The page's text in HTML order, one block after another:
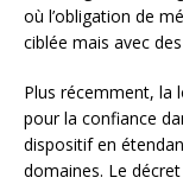
où l’obligation de
ciblée mais avec
Plus récemment, la
pour la confiance
dispositif en
domaines. Le